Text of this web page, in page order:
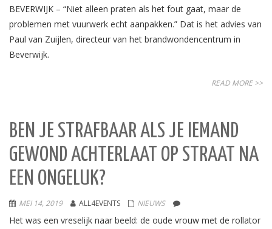
BEVERWIJK – “Niet alleen praten als het fout gaat, maar de
problemen met vuurwerk echt aanpakken.” Dat is het advies van
Paul van Zuijlen, directeur van het brandwondencentrum in
Beverwijk.
READ MORE >>
BEN JE STRAFBAAR ALS JE IEMAND
GEWOND ACHTERLAAT OP STRAAT NA
EEN ONGELUK?
MEI 14, 2019 ALL4EVENTS NIEUWS
Het was een vreselijk naar beeld: de oude vrouw met de rollator